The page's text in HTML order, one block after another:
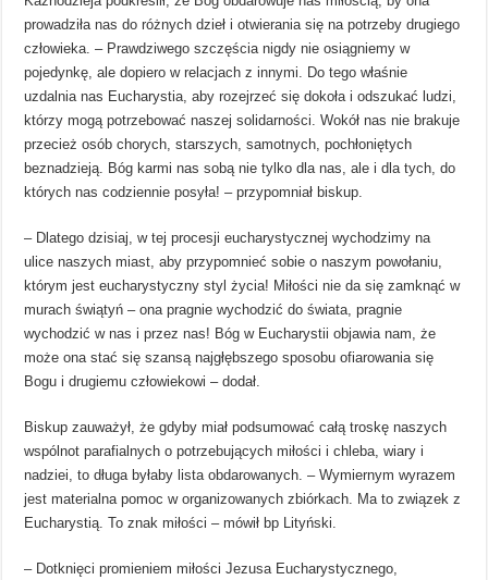
prowadziła nas do różnych dzieł i otwierania się na potrzeby drugiego
człowieka. – Prawdziwego szczęścia nigdy nie osiągniemy w
pojedynkę, ale dopiero w relacjach z innymi. Do tego właśnie
uzdalnia nas Eucharystia, aby rozejrzeć się dokoła i odszukać ludzi,
którzy mogą potrzebować naszej solidarności. Wokół nas nie brakuje
przecież osób chorych, starszych, samotnych, pochłoniętych
beznadzieją. Bóg karmi nas sobą nie tylko dla nas, ale i dla tych, do
których nas codziennie posyła! – przypomniał biskup.
– Dlatego dzisiaj, w tej procesji eucharystycznej wychodzimy na
ulice naszych miast, aby przypomnieć sobie o naszym powołaniu,
którym jest eucharystyczny styl życia! Miłości nie da się zamknąć w
murach świątyń – ona pragnie wychodzić do świata, pragnie
wychodzić w nas i przez nas! Bóg w Eucharystii objawia nam, że
może ona stać się szansą najgłębszego sposobu ofiarowania się
Bogu i drugiemu człowiekowi – dodał.
Biskup zauważył, że gdyby miał podsumować całą troskę naszych
wspólnot parafialnych o potrzebujących miłości i chleba, wiary i
nadziei, to długa byłaby lista obdarowanych. – Wymiernym wyrazem
jest materialna pomoc w organizowanych zbiórkach. Ma to związek z
Eucharystią. To znak miłości – mówił bp Lityński.
– Dotknięci promieniem miłości Jezusa Eucharystycznego,